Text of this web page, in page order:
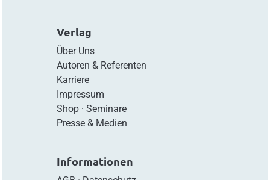
Verlag
Über Uns
Autoren & Referenten
Karriere
Impressum
Shop· Seminare
Presse & Medien
Informationen